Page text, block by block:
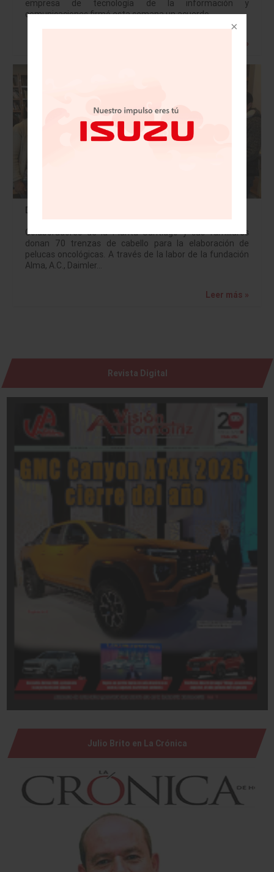
empresa de tecnología de la información y
comunicaciones firmó esta semana un acuerdo…
Leer más »
Daimler Trucks está “Trenzando alegría”
Colaboradores de la Planta Santiago y sus familiares
donan 70 trenzas de cabello para la elaboración de
pelucas oncológicas. A través de la labor de la fundación
Alma, A.C., Daimler…
Leer más »
Revista Digital
Julio Brito en La Crónica